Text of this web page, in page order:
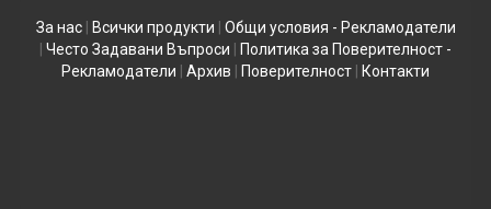
За нас| Всички продукти
Общи условия - Рекламодатели
Често Задавани Въпроси
Политика за Поверителност -
Рекламодатели
Архив Поверителност Контакти